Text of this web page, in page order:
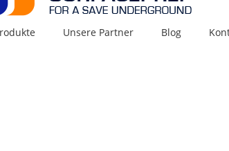
Unsere Partner Blog